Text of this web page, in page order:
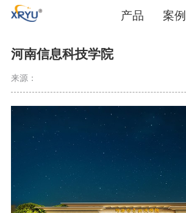
产品 案例
河南信息科技学院
来源：